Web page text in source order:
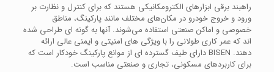
راهبند برقی ابزارهای الکترومکانیکی هستند که برای کنترل و نظارت بر
ورود و خروج خودرو در مکان‌های مختلف مانند پارکینگ، مناطق
خصوصی و اماکن صنعتی استفاده می‌شوند. آنها به گونه ای طراحی شده
اند که عمر کاری طولانی را با ویژگی های امنیتی و ایمنی عالی ارائه
دهند. BISEN دارای طیف گسترده ای از موانع پارکینگ خودکار است که
برای کاربردهای مسکونی، تجاری و صنعتی مناسب است.